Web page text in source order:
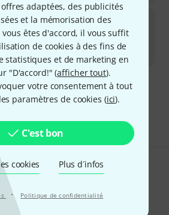
adaptées, des publicités
et la mémorisation des
vous êtes d'accord, il vous suffit
de cookies à des fins de
statistiques et de marketing en
"D'accord!" (afficher tout).
votre consentement à tout
paramètres de cookies (ici).
C'est bon
cookies Plus d´infos
· Politique de confidentialité
Vint. Hyde Cymbal Bag BK
1
gratuit à partir de 69 €
indiqués avec TVA comprise
ce que vous voyez ?
Aide et commentaires